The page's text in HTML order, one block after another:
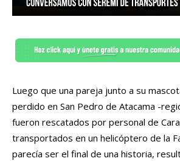
Luego que una pareja junto a su
perdido en San Pedro de Atacama -
fueron rescatados por personal de
transportados en un helicóptero de la
parecía ser el final de una historia,